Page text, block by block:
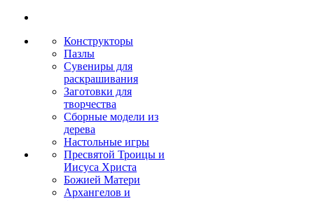
Конструкторы
Пазлы
Сувениры для
раскрашивания
Заготовки для
творчества
Сборные модели из
дерева
Настольные игры
Пресвятой Троицы и
Иисуса Христа
Божией Матери
Архангелов и